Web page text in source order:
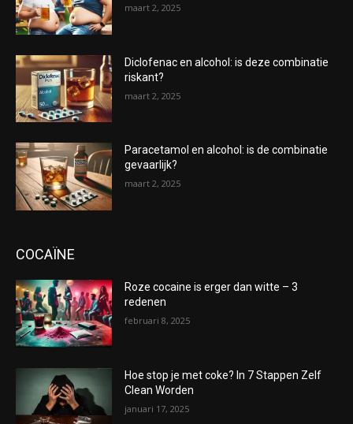
maart 2, 2025
Diclofenac en alcohol: is deze combinatie
riskant?
maart 2, 2025
Paracetamol en alcohol: is de combinatie
gevaarlijk?
maart 2, 2025
COCAÏNE
Roze cocaine is erger dan witte – 3
redenen
februari 8, 2025
Hoe stop je met coke? In 7 Stappen Zelf
Clean Worden
januari 17, 2025